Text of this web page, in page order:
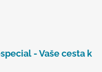
- Vaše cesta k